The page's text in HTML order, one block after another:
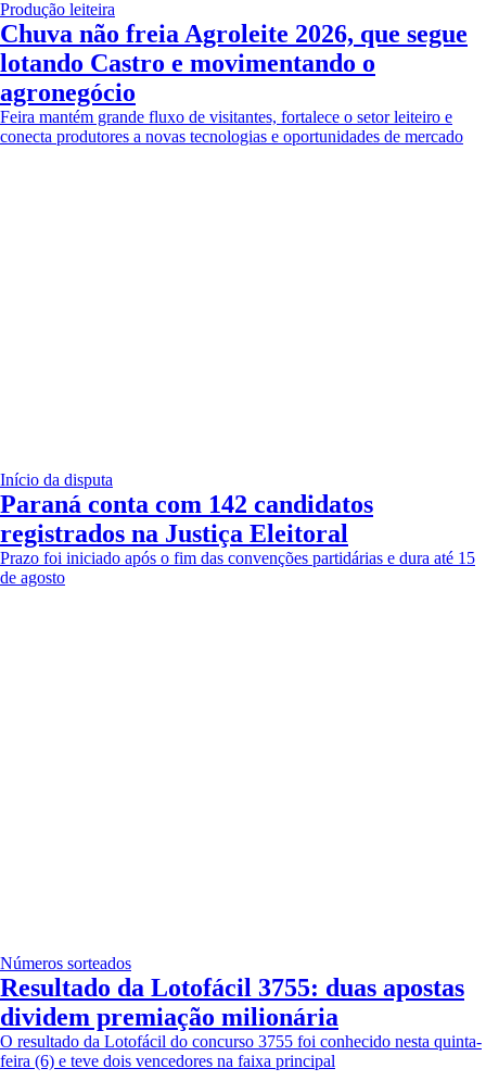
Produção leiteira
Chuva não freia Agroleite 2026, que segue
lotando Castro e movimentando o
agronegócio
Feira mantém grande fluxo de visitantes, fortalece o setor leiteiro e
conecta produtores a novas tecnologias e oportunidades de mercado
Início da disputa
Paraná conta com 142 candidatos
registrados na Justiça Eleitoral
Prazo foi iniciado após o fim das convenções partidárias e dura até 15
de agosto
Números sorteados
Resultado da Lotofácil 3755: duas apostas
dividem premiação milionária
O resultado da Lotofácil do concurso 3755 foi conhecido nesta quinta-
feira (6) e teve dois vencedores na faixa principal